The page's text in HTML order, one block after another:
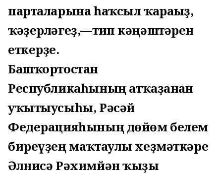
парталарына һаҡсыл ҡарағыҙ,
ҡәҙерләгеҙ,—тип кәңәштәрен
еткерҙе.
Башҡортостан
Республикаһының атҡаҙанған
уҡытыусыһы, Рәсәй
Федерацияһының дөйөм белем
биреүҙең маҡтаулы хеҙмәткәре
Әлнисә Рәхимйән ҡыҙы